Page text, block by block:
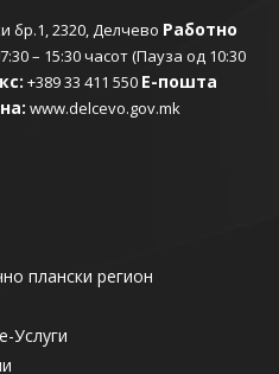
бр.1, 2320, Делчево Работно
– 15:30 часот (Пауза од 10:30
+389 33 411 550 Е-пошта
www.delcevo.gov.mk
плански регион
Услуги